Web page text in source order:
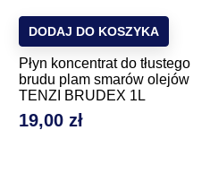
Płyn koncentrat do tłustego
brudu plam smarów olejów
TENZI BRUDEX 1L
Cena
19,00 zł
DODAJ DO KOSZYKA